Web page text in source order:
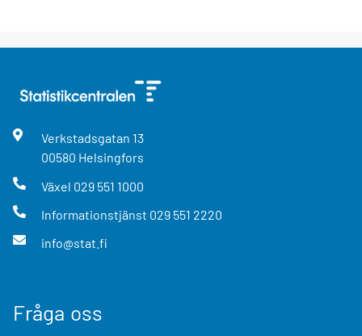
Verkstadsgatan 13
00580 Helsingfors
Växel 029 551 1000
Informationstjänst 029 551 2220
info@stat.fi
Fråga oss